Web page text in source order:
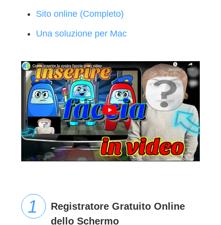
Sito online (Completo)
Una soluzione per Mac
Registratore Gratuito Online
dello Schermo